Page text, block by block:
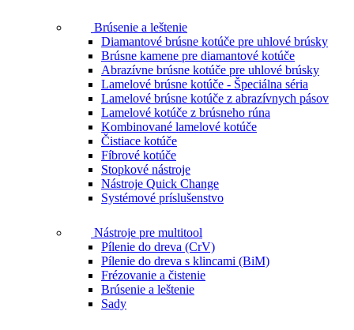
Brúsenie a leštenie
Diamantové brúsne kotúče pre uhlové brúsky
Brúsne kamene pre diamantové kotúče
Abrazívne brúsne kotúče pre uhlové brúsky
Lamelové brúsne kotúče - Špeciálna séria
Lamelové brúsne kotúče z abrazívnych pásov
Lamelové kotúče z brúsneho rúna
Kombinované lamelové kotúče
Čistiace kotúče
Fíbrové kotúče
Stopkové nástroje
Nástroje Quick Change
Systémové príslušenstvo
Nástroje pre multitool
Pílenie do dreva (CrV)
Pílenie do dreva s klincami (BiM)
Frézovanie a čistenie
Brúsenie a leštenie
Sady